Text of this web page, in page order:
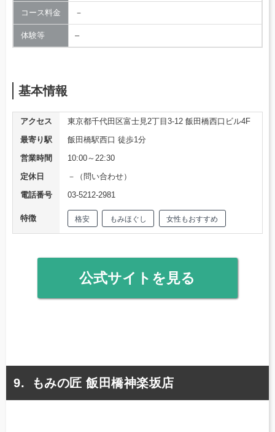
コース料金 －
体験等 –
基本情報
アクセス
東京都千代田区富士見2丁目3-12 飯田橋西口ビル4F
最寄り駅
飯田橋駅西口 徒歩1分
営業時間
10:00～22:30
定休日
－（問い合わせ）
電話番号
03-5212-2981
特徴 格安 もみほぐし 女性もおすすめ
公式サイトを見る
もみの匠 飯田橋神楽坂店